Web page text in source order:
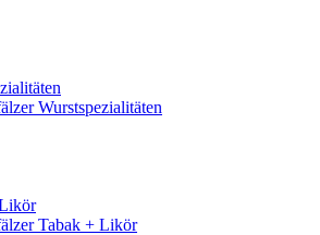
Wurstspezialitäten
Tabak + Likör